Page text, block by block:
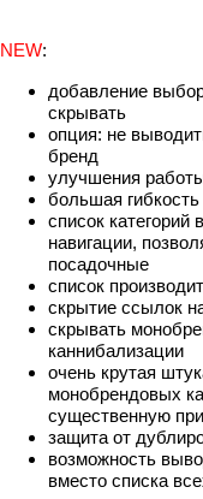
NEW:
добавление
скрывать
опция: не
бренд
улучшения
большая
список категорий
навигации,
посадочные
список
скрытие ссылок
скрывать
каннибализации
очень крутая
монобрендовых
существенную
защита от
возможность
вместо списка